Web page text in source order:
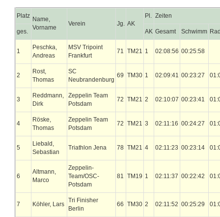
Platz Name,
Vorname
Verein Jg. AK
Pl. Zeiten
ges. AK Gesamt Schwimm
1
Peschka,
Andreas
MSV Tripoint
Frankfurt
71 TM21 1 02:08:56 00:25:58
2
Rost,
Thomas
SC
Neubrandenburg
69 TM30 1 02:09:41 00:23:27
3
Reddmann,
Dirk
Zeppelin Team
Potsdam
72 TM21 2 02:10:07 00:23:41
4
Röske,
Thomas
Zeppelin Team
Potsdam
72 TM21 3 02:11:16 00:24:27
5
Liebald,
Sebastian
Triathlon Jena 78 TM21 4 02:11:23 00:23:14
6
Altmann,
Marco
Zeppelin-
Team/OSC-
Potsdam
81 TM19 1 02:11:37 00:22:42
7 Köhler, Lars
Tri Finisher
Berlin
66 TM30 2 02:11:52 00:25:29